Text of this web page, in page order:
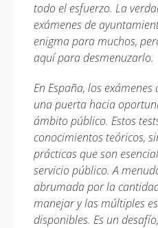
todo el esfuerzo. La
exámenes de
enigma para muchos,
aquí para desmenuzarlo.
En España, los
una puerta hacia
ámbito público. Estos
conocimientos teóricos,
prácticas que son
servicio público. A
abrumada por la
manejar y las múltiples
disponibles. Es un